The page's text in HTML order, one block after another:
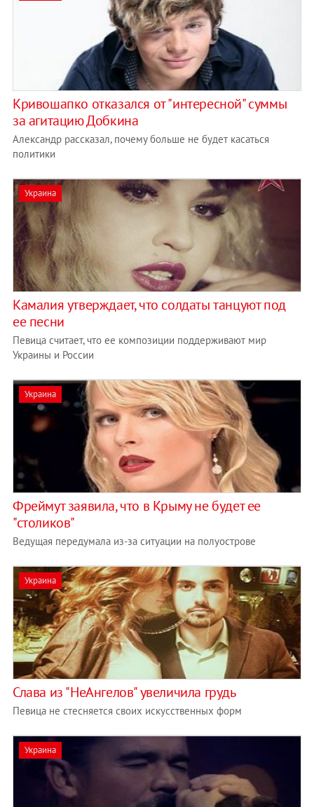
Кривошапко отказался от "интересной" суммы
за агитацию Добкина
Александр рассказал, почему больше не будет касаться
политики
Украина
Камалия утверждает, что солдаты танцуют под
ее песни
Певица считает, что ее композиции поддерживают мир
Украины и России
Украина
Фреймут заявила, что в Крыму не будет ее
"столиков"
Ведущая передумала из-за ситуации на полуострове
Украина
Слава из "НеАнгелов" увеличила грудь
Певица не стесняется своих искусственных форм
Украина